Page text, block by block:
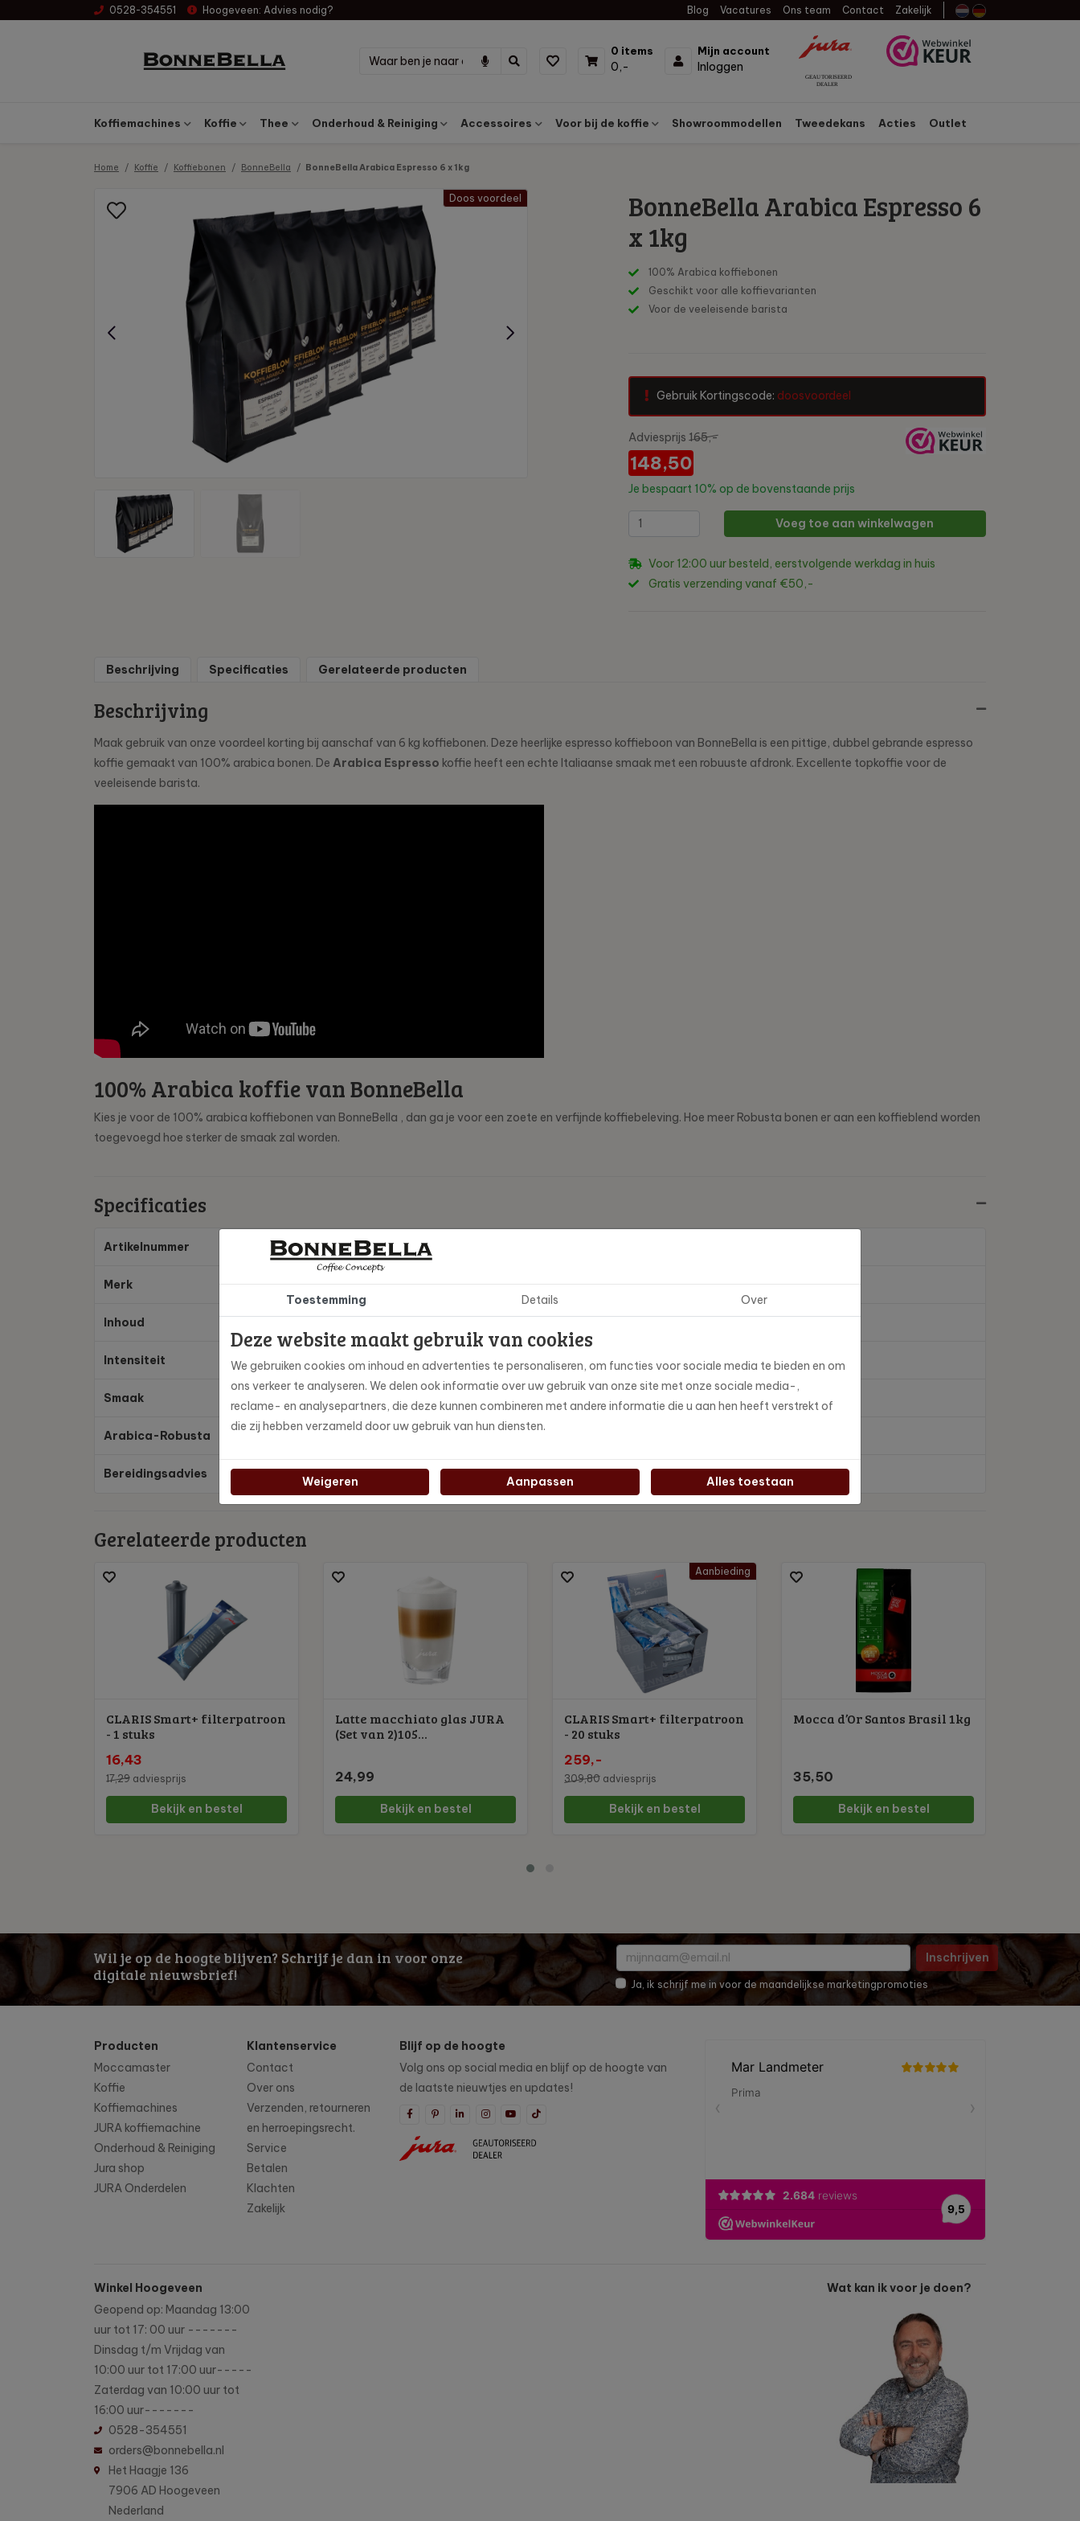
0528-354551 Hoogeveen: Advies nodig? Blog Vacatures Ons team Contact Zakelijk
0 items
0,-
Mijn account
Inloggen
Koffiemachines Koffie Thee Onderhoud & Reiniging Accessoires Voor bij de koffie Showroommodellen Tweedekans Acties Outlet
Home Koffie Koffiebonen BonneBella BonneBella Arabica Espresso 6 x 1kg
BonneBella Arabica Espresso 6
x 1kg
100% Arabica koffiebonen
Geschikt voor alle koffievarianten
Voor de veeleisende barista
Gebruik Kortingscode: doosvoordeel
Adviesprijs 165,-
148,50
Je bespaart 10% op de bovenstaande prijs
Voeg toe aan winkelwagen
Voor 12:00 uur besteld, eerstvolgende werkdag in huis
Gratis verzending vanaf €50,-
Doos voordeel
Beschrijving Specificaties Gerelateerde producten
Beschrijving
Maak gebruik van onze voordeel korting bij aanschaf van 6 kg koffiebonen. Deze heerlijke espresso koffieboon van BonneBella is een pittige, dubbel gebrande espresso
koffie gemaakt van 100% arabica bonen. De Arabica Espresso koffie heeft een echte Italiaanse smaak met een robuuste afdronk. Excellente topkoffie voor de
veeleisende barista.
100% Arabica koffie van BonneBella
Kies je voor de 100% arabica koffiebonen van BonneBella , dan ga je voor een zoete en verfijnde koffiebeleving. Hoe meer Robusta bonen er aan een koffieblend worden
toegevoegd hoe sterker de smaak zal worden.
Specificaties
Artikelnummer Kb-1003-6
Merk
Inhoud
Intensiteit Krachtig & uitgesproken
Smaak Pittig & kruidig, Krachtig
Arabica-Robusta 100% Arabica
Bereidingsadvies Espresso, Cappuccino, Lungo, Ristretto, Lungo zacht, Lungo krachtig
Gerelateerde producten
CLARIS Smart+ filterpatroon
- 1 stuks
16,43
17,29 adviesprijs
Bekijk en bestel
Latte macchiato glas JURA
(Set van 2)105...
24,99
Bekijk en bestel
Aanbieding
CLARIS Smart+ filterpatroon
- 20 stuks
259,-
309,80 adviesprijs
Bekijk en bestel
Mocca d’Or Santos Brasil 1kg
35,50
Bekijk en bestel
Wil je op de hoogte blijven? Schrijf je dan in voor onze
digitale nieuwsbrief!
Inschrijven
Ja, ik schrijf me in voor de maandelijkse marketingpromoties
Producten
Moccamaster
Koffie
Koffiemachines
JURA koffiemachine
Onderhoud & Reiniging
Jura shop
JURA Onderdelen
Klantenservice
Contact
Over ons
Verzenden, retourneren
en herroepingsrecht.
Service
Betalen
Klachten
Zakelijk
Blijf op de hoogte
Volg ons op social media en blijf op de hoogte van
de laatste nieuwtjes en updates!
Winkel Hoogeveen
Geopend op: Maandag 13:00
uur tot 17: 00 uur -------
Dinsdag t/m Vrijdag van
10:00 uur tot 17:00 uur-----
Zaterdag van 10:00 uur tot
16:00 uur-------
0528-354551
orders@bonnebella.nl
Het Haagje 136
7906 AD Hoogeveen
Nederland
Wat kan ik voor je doen?
Toestemming Details Over
Deze website maakt gebruik van cookies
We gebruiken cookies om inhoud en advertenties te personaliseren, om functies voor sociale media te bieden en om
ons verkeer te analyseren. We delen ook informatie over uw gebruik van onze site met onze sociale media-,
reclame- en analysepartners, die deze kunnen combineren met andere informatie die u aan hen heeft verstrekt of
die zij hebben verzameld door uw gebruik van hun diensten.
Weigeren Aanpassen Alles toestaan